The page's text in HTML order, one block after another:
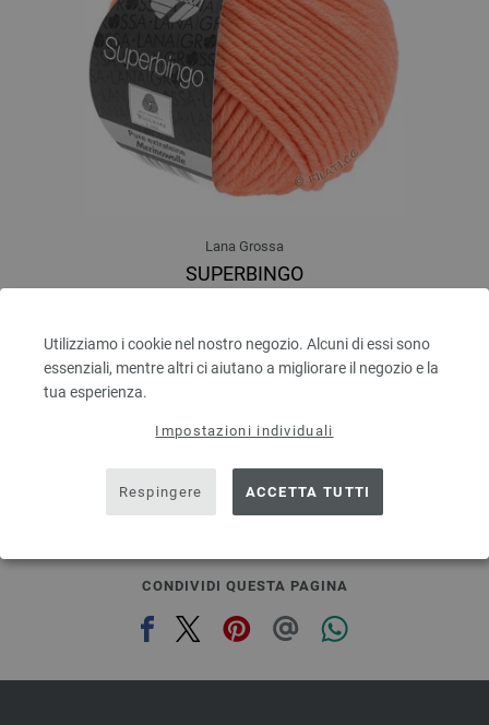
Utilizziamo i cookie nel nostro negozio. Alcuni di essi sono
essenziali, mentre altri ci aiutano a migliorare il negozio e la
tua esperienza.
Impostazioni individuali
Respingere ACCETTA TUTTI
Lana Grossa
SUPERBINGO
Dimensioni d’aghi: 6 - 7
2,48 €RRP:5,00 €
CONDIVIDI QUESTA PAGINA